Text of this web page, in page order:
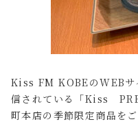
Kiss FM KOBEのWEBサ
信されている「Kiss
町本店の季節限定商品を